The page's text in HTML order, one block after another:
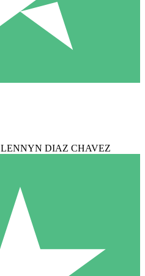
LENNYN DIAZ CHAVEZ